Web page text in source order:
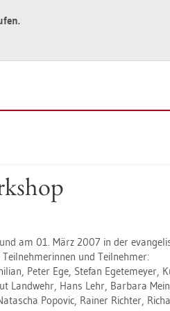
am 01. März 2007 in der
und Teil­neh­mer:
Peter Ege, Ste­fan Ege­te­mey­er,
Land­wehr, Hans Lehr, Bar­ba­ra
Po­po­vic, Rai­ner Rich­ter,